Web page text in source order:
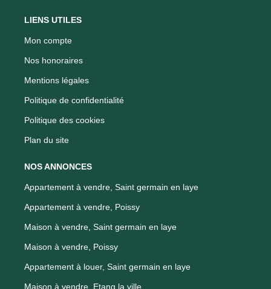
LIENS UTILES
Mon compte
Nos honoraires
Mentions légales
Politique de confidentialité
Politique des cookies
Plan du site
NOS ANNONCES
Appartement à vendre, Saint germain en laye
Appartement à vendre, Poissy
Maison à vendre, Saint germain en laye
Maison à vendre, Poissy
Appartement à louer, Saint germain en laye
Maison à vendre, Etang la ville